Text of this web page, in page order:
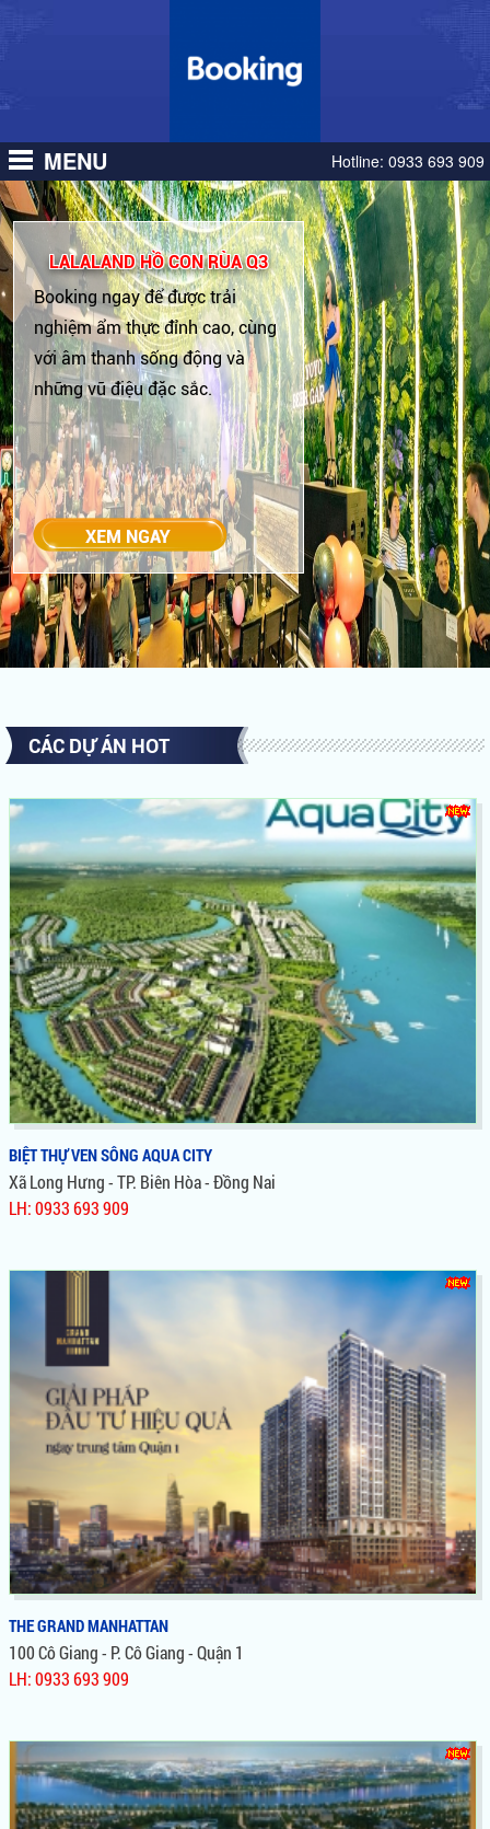
MENU Hotline: 0933 693 909
LALALAND HỒ CON RÙA Q3
Booking ngay để được trải
nghiệm ẩm thực đỉnh cao, cùng
với âm thanh sống động và
những vũ điệu đặc sắc.
CÁC DỰ ÁN HOT
BIỆT THỰ VEN SÔNG AQUA CITY
Xã Long Hưng - TP. Biên Hòa - Đồng Nai
LH: 0933 693 909
BIỆT THỰ VEN SÔNG AQUA CITY
Aqua City là dự án mới của Novaland tại thành phố Biên Hòa,
Đồng Nai. Dự án Aqua City Novaland sở hữu vị trí ngay bên
sông Đồng Nai rất đẹp, thoáng mát và được rất nhiều nhà đầu
tư quan tâm.
THE GRAND MANHATTAN
100 Cô Giang - P. Cô Giang - Quận 1
LH: 0933 693 909
THE GRAND MANHATTAN
Dự án lấy ý tưởng từ Manhattan - New york, thiết kế mang đến
cuộc sống: thể hiện vị thế dẫn đầu và thể hiện đẳng cấp quyền
lực của gia chủ.